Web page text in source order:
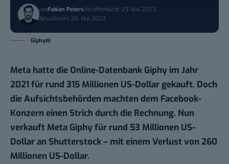
vonFabian PetersVeröffentlicht: 23. Mai 2023
Aktualisiert: 26. Mai 2023
GiphyM
Meta hatte die Online-Datenbank Giphy im Jahr
2021 für rund 315 Millionen US-Dollar gekauft. Doch
die Aufsichtsbehörden machten dem Facebook-
Konzern einen Strich durch die Rechnung. Nun
verkauft Meta Giphy für rund 53 Millionen US-
Dollar an Shutterstock – mit einem Verlust von 260
Millionen US-Dollar.